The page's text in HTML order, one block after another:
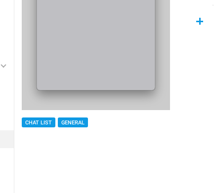
CHAT LIST GENERAL